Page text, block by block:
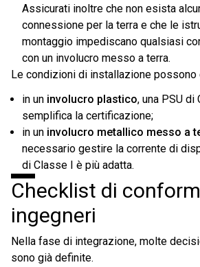
Assicurati inoltre che non esista
connessione per la terra e che le
montaggio impediscano qualsiasi
con un involucro messo a terra.
Le condizioni di installazione possono
in un involucro plastico, una PSU di
semplifica la certificazione;
in un involucro metallico messo a
necessario gestire la corrente di
di Classe I è più adatta.
Checklist di
ingegneri
Nella fase di integrazione, molte
sono già definite.